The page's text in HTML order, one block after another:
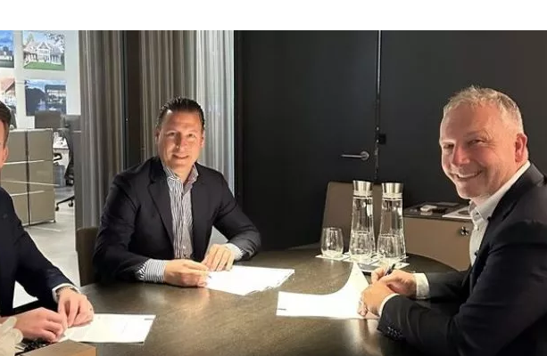
MARKT
HERAUSFORDERUNGEN